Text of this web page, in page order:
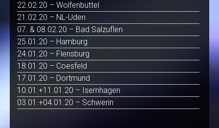
22.02.20 – Wolfenbüttel
21.02.20 – NL-Uden
07. & 08.02.20 – Bad Salzuflen
25.01.20 – Hamburg
24.01.20 – Flensburg
18.01.20 – Coesfeld
17.01.20 – Dortmund
10.01.+11.01.20 – Isernhagen
03.01.+04.01.20 – Schwerin